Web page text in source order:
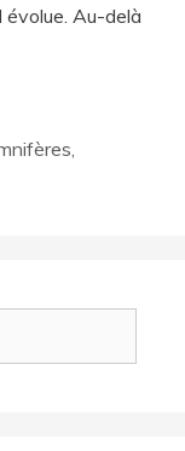
évolue. Au-delà
,